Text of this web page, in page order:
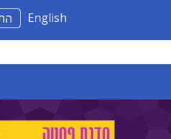
English